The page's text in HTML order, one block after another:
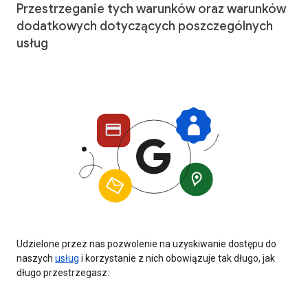
Przestrzeganie tych warunków oraz warunków
dodatkowych dotyczących poszczególnych
usług
Udzielone przez nas pozwolenie na uzyskiwanie dostępu do
naszych usług i korzystanie z nich obowiązuje tak długo, jak
długo przestrzegasz: